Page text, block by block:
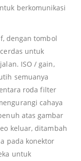
berkomunikasi
dengan tombol
untuk
ISO / gain,
semuanya
roda filter
cahaya
atas gambar
keluar, ditambah
pada konektor
untuk